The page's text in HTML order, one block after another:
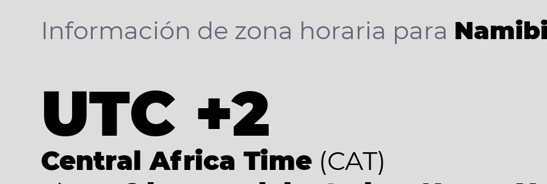
Información de zona horaria para
UTC +2
Central Africa Time (CAT)